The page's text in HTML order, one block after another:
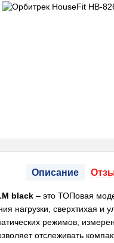
Описание
black – это ТОПовая
нагрузки, сверхтихая и
режимов,
отслеживать